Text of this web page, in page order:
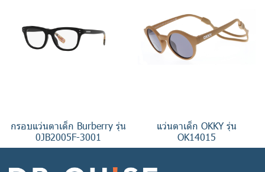
กรอบแว่นตาเด็ก Burberry รุ่น
0JB2005F-3001
แว่นตาเด็ก OKKY รุ่น
OK14015